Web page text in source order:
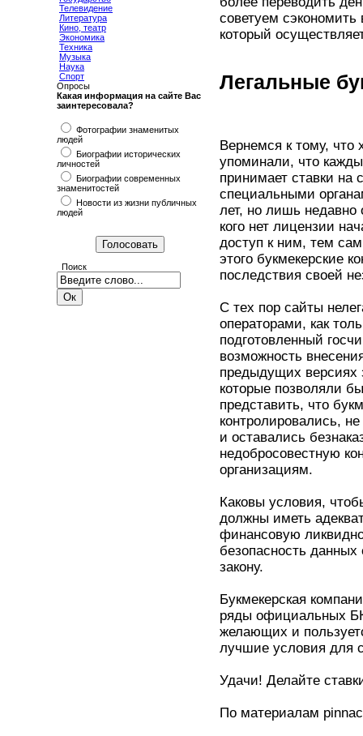
Телевидение
Литература
Кино, театр
Экономика
Техника
Музыка
Наука
Спорт
Опросы
Какая информация на сайте Вас
заинтересовала?
Фотографии знаменитых
людей
Биографии исторических
личностей
Биографии современных
знаменитостей
Новости из жизни публичных
людей
Поиск
советуем
который
Легальные
Вернемся к тому, что
упоминали, что
принимает ставки
специальными
лет, но лишь недавно
кого нет лицензии
доступ к ним, тем
этого букмекерские
последствия своей
С тех пор сайты
операторами, как
подготовленный
возможность
предыдущих версиях
которые позволяли
представить, что
контролировались,
и оставались
недобросовестную
организациям.
Каковы условия,
должны иметь
финансовую
безопасность данных
закону.
Букмекерская
ряды официальных
желающих и
лучшие условия для
Удачи! Делайте
По материалам